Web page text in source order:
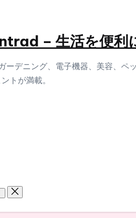
– 生活を便利
ーデニング、電子機器、美容、
トが満載。